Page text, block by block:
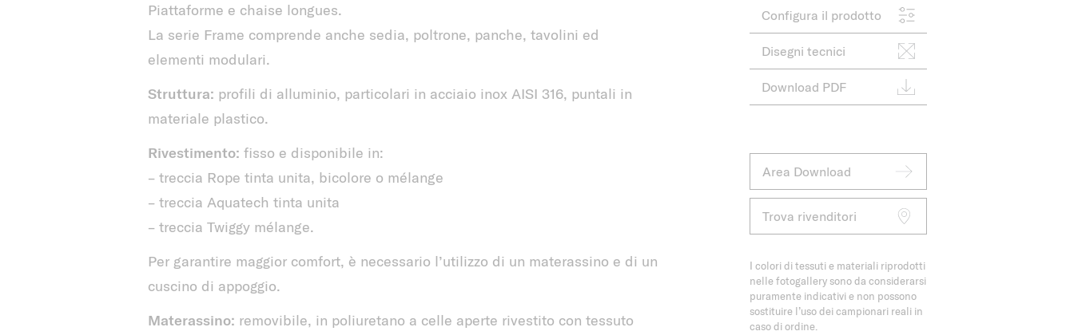
Piattaforme e chaise longues.
La serie Frame comprende anche sedia, poltrone, panche, tavolini ed
elementi modulari.
Struttura: profili di alluminio, particolari in acciaio inox AISI 316, puntali in
materiale plastico.
Rivestimento: fisso e disponibile in:
– treccia Rope tinta unita, bicolore o mélange
– treccia Aquatech tinta unita
– treccia Twiggy mélange.
Per garantire maggior comfort, è necessario l’utilizzo di un materassino e di un
cuscino di appoggio.
Materassino: removibile, in poliuretano a celle aperte rivestito con tessuto
Configura il prodotto
Disegni tecnici
Download PDF
Area Download
Trova rivenditori
I colori di tessuti e materiali riprodotti
nelle fotogallery sono da considerarsi
puramente indicativi e non possono
sostituire l’uso dei campionari reali in
caso di ordine.